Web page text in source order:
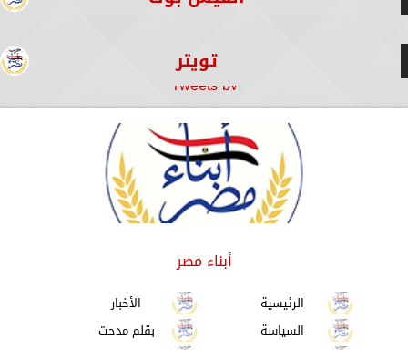
تويتر
Tweets by
أبناء مصر
الرئيسية
الأخبار
السياسة
بقلم مدحت